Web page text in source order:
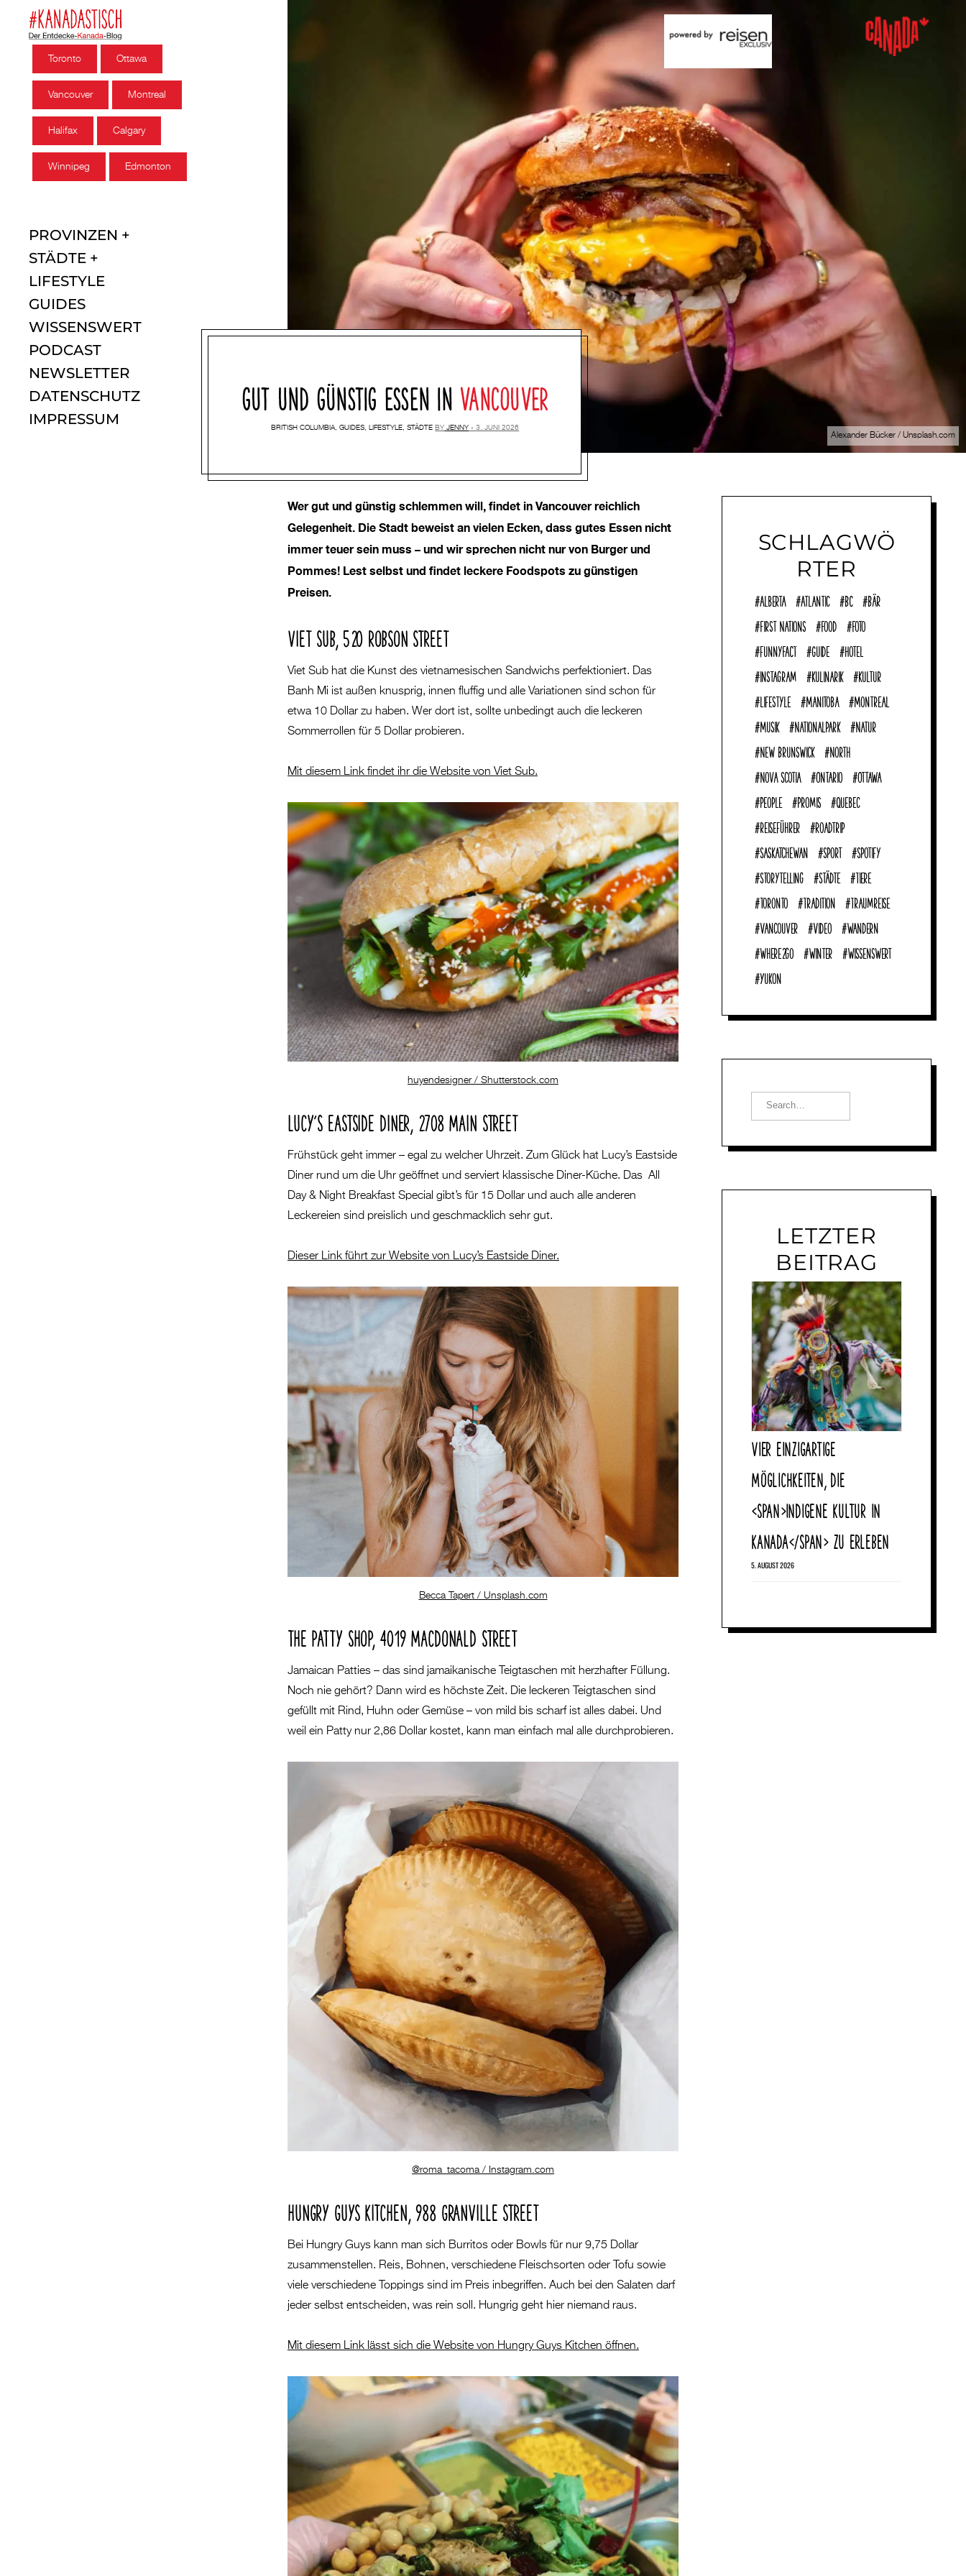
Toronto Ottawa
Vancouver Montreal
Halifax Calgary
Winnipeg Edmonton
PROVINZEN
STÄDTE
LIFESTYLE
GUIDES
WISSENSWERT
PODCAST
NEWSLETTER
DATENSCHUTZ
IMPRESSUM
Alexander Bücker / Unsplash.com
GUT UND GÜNSTIG ESSEN IN VANCOUVER
BRITISH COLUMBIA ,GUIDES LIFESTYLE ,STÄDTE BY JENNY 3. JUNI 2026
Wer gut und günstig schlemmen will, findet in Vancouver reichlich
Gelegenheit. Die Stadt beweist an vielen Ecken, dass gutes Essen nicht
immer teuer sein muss – und wir sprechen nicht nur von Burger und
Pommes! Lest selbst und findet leckere Foodspots zu günstigen
Preisen.
VIET SUB, 520 ROBSON STREET
Viet Sub hat die Kunst des vietnamesischen Sandwichs perfektioniert. Das
Banh Mi ist außen knusprig, innen fluffig und alle Variationen sind schon für
etwa 10 Dollar zu haben. Wer dort ist, sollte unbedingt auch die leckeren
Sommerrollen für 5 Dollar probieren.
Mit diesem Link findet ihr die Website von Viet Sub.
huyendesigner / Shutterstock.com
LUCY’S EASTSIDE DINER, 2708 MAIN STREET
Frühstück geht immer – egal zu welcher Uhrzeit. Zum Glück hat Lucy’s Eastside
Diner rund um die Uhr geöffnet und serviert klassische Diner-Küche. Das All
Day & Night Breakfast Special gibt’s für 15 Dollar und auch alle anderen
Leckereien sind preislich und geschmacklich sehr gut.
Dieser Link führt zur Website von Lucy’s Eastside Diner.
Becca Tapert / Unsplash.com
THE PATTY SHOP, 4019 MACDONALD STREET
Jamaican Patties – das sind jamaikanische Teigtaschen mit herzhafter Füllung.
Noch nie gehört? Dann wird es höchste Zeit. Die leckeren Teigtaschen sind
gefüllt mit Rind, Huhn oder Gemüse – von mild bis scharf ist alles dabei. Und
weil ein Patty nur 2,86 Dollar kostet, kann man einfach mal alle durchprobieren.
@roma_tacoma / Instagram.com
HUNGRY GUYS KITCHEN, 988 GRANVILLE STREET
Bei Hungry Guys kann man sich Burritos oder Bowls für nur 9,75 Dollar
zusammenstellen. Reis, Bohnen, verschiedene Fleischsorten oder Tofu sowie
viele verschiedene Toppings sind im Preis inbegriffen. Auch bei den Salaten darf
jeder selbst entscheiden, was rein soll. Hungrig geht hier niemand raus.
Mit diesem Link lässt sich die Website von Hungry Guys Kitchen öffnen.
SCHLAGWÖ
RTER
Alberta Atlantic BC
Bär
First Nations
Food
Foto
funnyFACT
Guide
Hotel
Instagram
Kulinarik
Kultur
Lifestyle
Manitoba
Montreal
Musik
Nationalpark
Natur
New Brunswick
North
Nova Scotia
Ontario
Ottawa
People
Promis
Quebec
reiseführer
Roadtrip
Saskatchewan
Sport
Spotify
Storytelling
Städte
Tiere
Toronto
Tradition
Traumreise
Vancouver
Video
Wandern
where2go
Winter
Wissenswert
Yukon
LETZTER
BEITRAG
VIER EINZIGARTIGE
MÖGLICHKEITEN, DIE
<SPAN>INDIGENE KULTUR IN
KANADA</SPAN> ZU ERLEBEN
5. AUGUST 2026